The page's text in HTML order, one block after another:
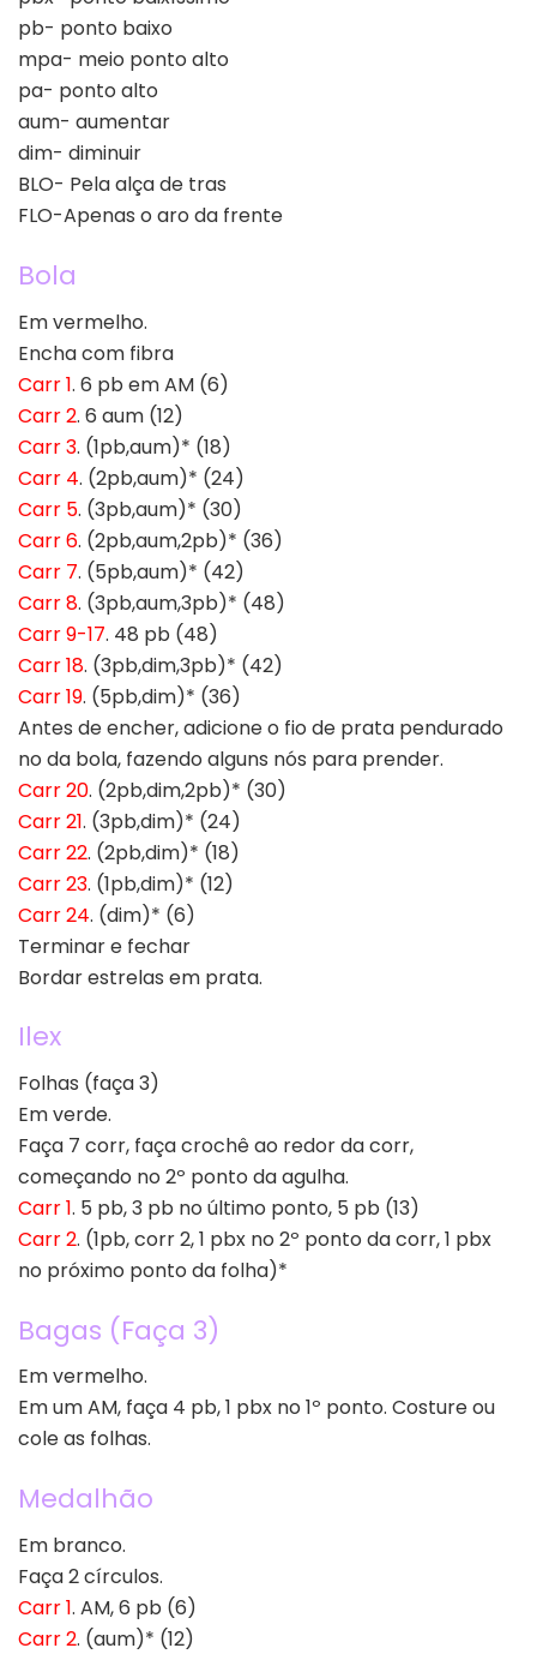
pb- ponto baixo
mpa- meio ponto alto
pa- ponto alto
aum- aumentar
dim- diminuir
BLO- Pela alça de tras
FLO-Apenas o aro da frente
Bola
Em vermelho.
Encha com fibra
Carr 1. 6 pb em AM (6)
Carr 2. 6 aum (12)
Carr 3. (1pb,aum)* (18)
Carr 4. (2pb,aum)* (24)
Carr 5. (3pb,aum)* (30)
Carr 6. (2pb,aum,2pb)* (36)
Carr 7. (5pb,aum)* (42)
Carr 8. (3pb,aum,3pb)* (48)
Carr 9-17. 48 pb (48)
Carr 18. (3pb,dim,3pb)* (42)
Carr 19. (5pb,dim)* (36)
Antes de encher, adicione o fio de prata pendurado
no da bola, fazendo alguns nós para prender.
Carr 20. (2pb,dim,2pb)* (30)
Carr 21. (3pb,dim)* (24)
Carr 22. (2pb,dim)* (18)
Carr 23. (1pb,dim)* (12)
Carr 24. (dim)* (6)
Terminar e fechar
Bordar estrelas em prata.
Ilex
Folhas (faça 3)
Em verde.
Faça 7 corr, faça crochê ao redor da corr,
começando no 2º ponto da agulha.
Carr 1. 5 pb, 3 pb no último ponto, 5 pb (13)
Carr 2. (1pb, corr 2, 1 pbx no 2º ponto da corr, 1 pbx
no próximo ponto da folha)*
Bagas (Faça 3)
Em vermelho.
Em um AM, faça 4 pb, 1 pbx no 1º ponto. Costure ou
cole as folhas.
Medalhão
Em branco.
Faça 2 círculos.
Carr 1. AM, 6 pb (6)
Carr 2. (aum)* (12)